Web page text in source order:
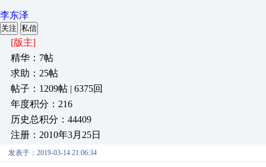
李东泽
关注 私信
[版主]
精华：7帖
求助：25帖
帖子：1209帖 | 6375回
年度积分：216
历史总积分：44409
注册：2010年3月25日
发表于：2019-03-14 21:06:34